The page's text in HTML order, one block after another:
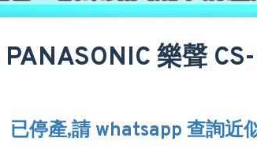
PANASONIC 樂聲
已停產,請 whatsapp 查詢近